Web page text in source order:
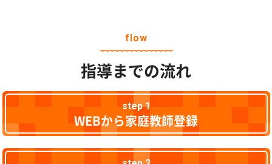
flow
指導までの流れ
step 1
WEBから家庭教師登録